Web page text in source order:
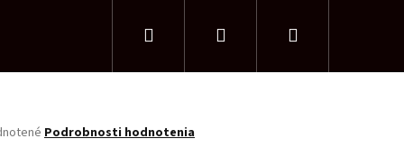
Prihlásenie
Podrobnosti hodnotenia